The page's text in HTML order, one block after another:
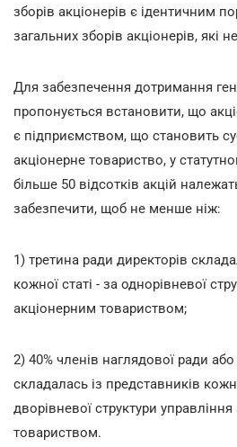
зборів акціонерів є ідентичним
загальних зборів акціонерів, які
Для забезпечення дотримання
пропонується встановити, що
є підприємством, що становить
акціонерне товариство, у
більше 50 відсотків акцій
забезпечити, щоб не менше ніж:
1) третина ради директорів
кожної статі - за однорівневої
акціонерним товариством;
2) 40% членів наглядової ради
складалась із представників
дворівневої структури
товариством.